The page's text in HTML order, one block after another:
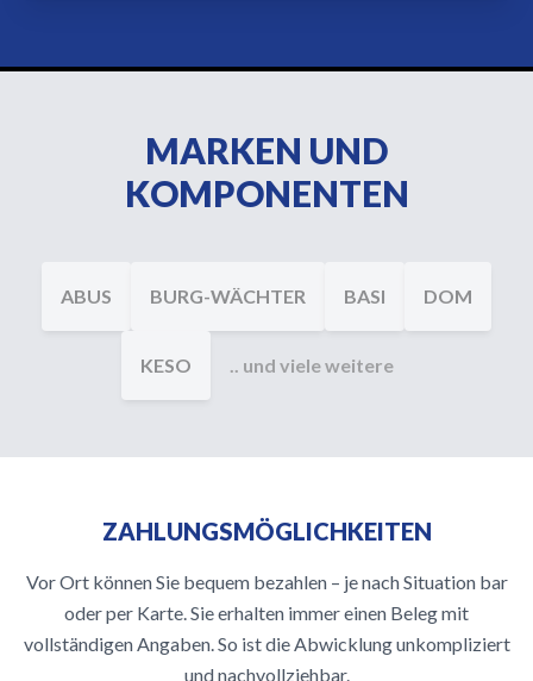
MARKEN UND
KOMPONENTEN
ABUS BURG-WÄCHTER BASI DOM
KESO .. und viele weitere
ZAHLUNGSMÖGLICHKEITEN
Vor Ort können Sie bequem bezahlen – je nach Situation bar
oder per Karte. Sie erhalten immer einen Beleg mit
vollständigen Angaben. So ist die Abwicklung unkompliziert
und nachvollziehbar.